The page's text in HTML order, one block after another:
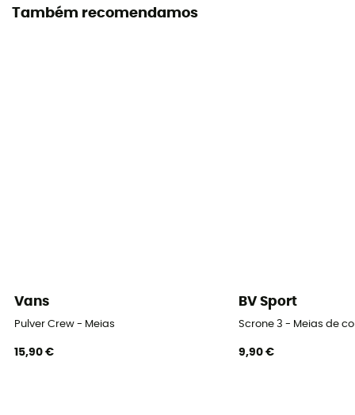
Reforços
Propriedades
Também recomendamos
Vans
Pulver Crew - Meias
15,90 €
BV Sport
Scrone 3 - Meias de
9,90 €